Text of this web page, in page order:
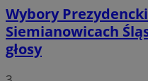
Wybory
Siemianowicach
głosy